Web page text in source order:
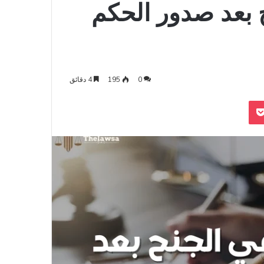
بعد صدور الحكم
0
195 4 دقائق
‫Pocket